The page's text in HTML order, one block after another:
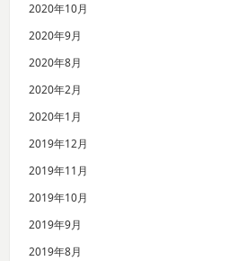
2020年10月
2020年9月
2020年8月
2020年2月
2020年1月
2019年12月
2019年11月
2019年10月
2019年9月
2019年8月